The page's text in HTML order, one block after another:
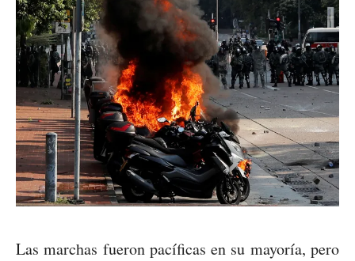
Las marchas fueron pacíficas en su mayoría, pero